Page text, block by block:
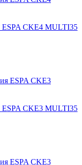
ESPA CKE4 MULTI35
ESPA CKE3 MULTI35